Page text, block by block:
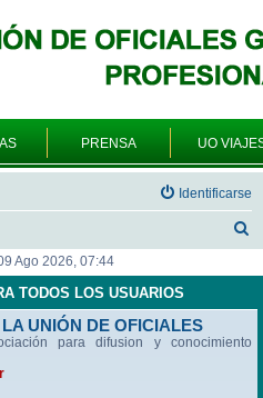
PRENSA UO
Identificarse
c
Ago 2026, 07:44
TODOS LOS USUARIOS
UNIÓN DE OFICIALES
para difusion y conocimiento